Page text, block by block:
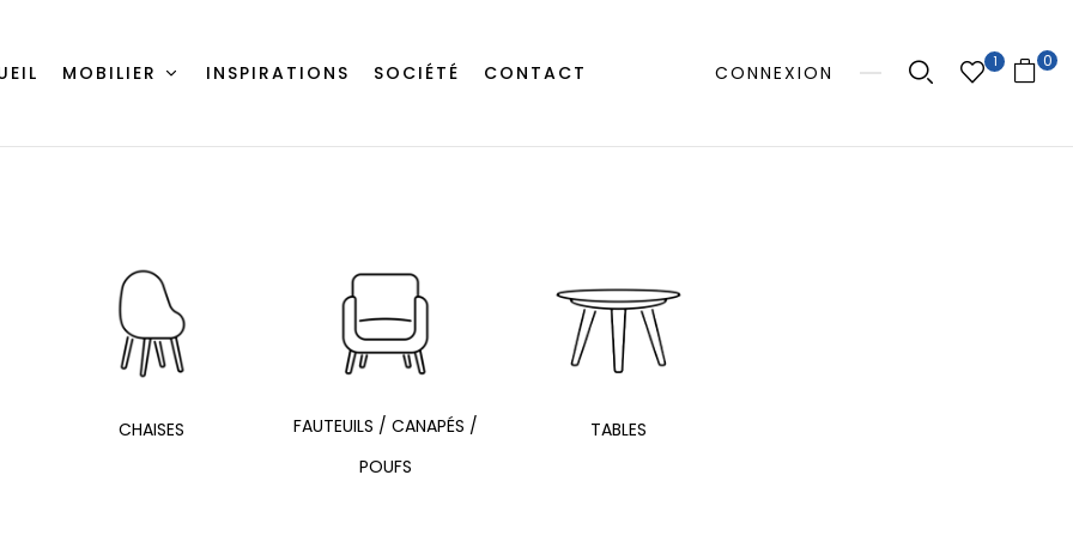
MOBILIER INSPIRATIONS SOCIÉTÉ CONTACT CONNEXION
1 0
CHAISES
FAUTEUILS / CANAPÉS /
POUFS
TABLES